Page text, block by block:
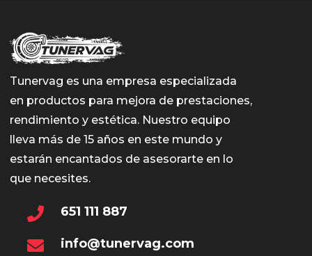
Tunervag es una empresa especializada
en productos para mejora de prestaciones,
rendimiento y estética. Nuestro equipo
lleva más de 15 años en este mundo y
estarán encantados de asesorarte en lo
que necesites.
651 111 887
info@tunervag.com